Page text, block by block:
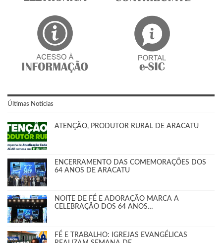
Últimas Notícias
ATENÇÃO, PRODUTOR RURAL DE ARACATU
ENCERRAMENTO DAS COMEMORAÇÕES DOS
64 ANOS DE ARACATU
NOITE DE FÉ E ADORAÇÃO MARCA A
CELEBRAÇÃO DOS 64 ANOS…
FÉ E TRABALHO: IGREJAS EVANGÉLICAS